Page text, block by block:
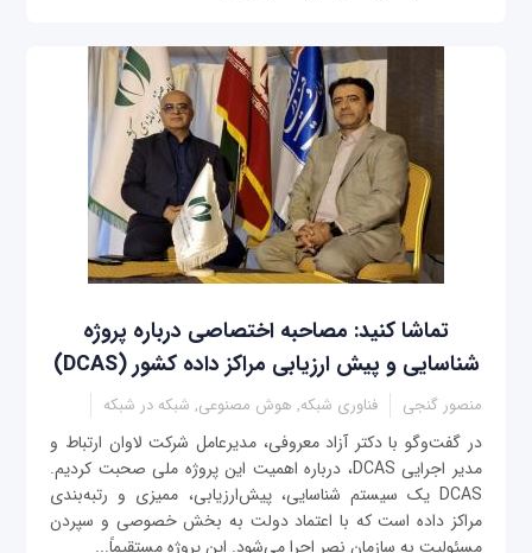
تماشا کنید: مصاحبه اختصاصی درباره پروژه
شناسایی و پیش ارزیابی مراکز داده کشور (DCAS)
منصور گنجی فناوری شبکه, هوش مصنوعی, شبکه در شبکه
در گفت‌وگو با دکتر آزاد معروفی، مدیرعامل شرکت لاوان ارتباط و
مدیر اجرایی DCAS، درباره اهمیت این پروژه ملی صحبت کردیم.
DCAS یک سیستم شناسایی، پیش‌ارزیابی، ممیزی و رتبه‌بندی
مراکز داده است که با اعتماد دولت به بخش خصوصی و سپردن
مسئولیت به سازمان نصر اجرا می‌شود. این پروژه مستقیماً...